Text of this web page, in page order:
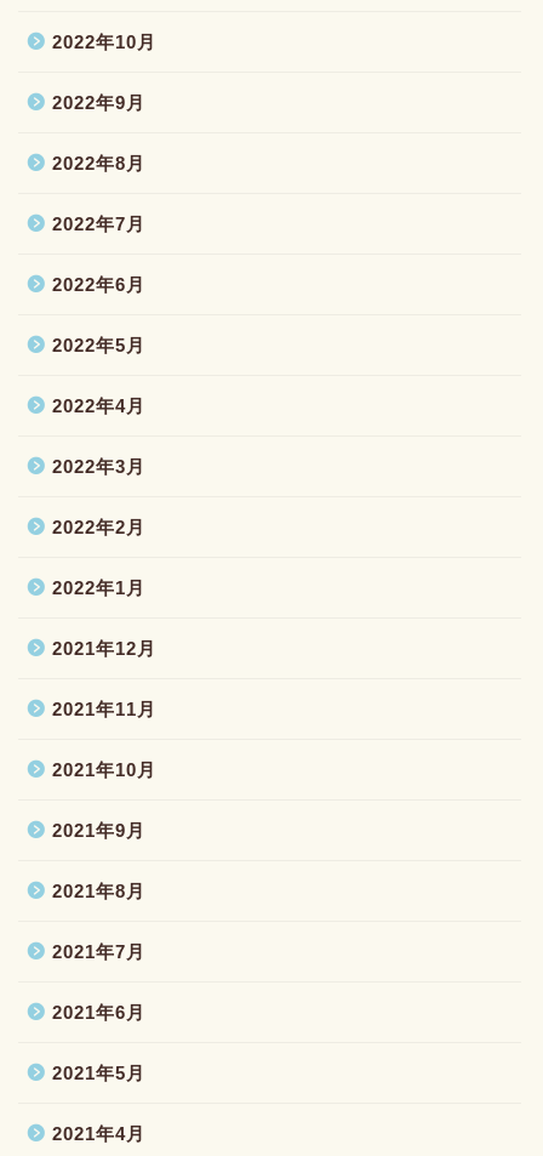
2022年10月
2022年9月
2022年8月
2022年7月
2022年6月
2022年5月
2022年4月
2022年3月
2022年2月
2022年1月
2021年12月
2021年11月
2021年10月
2021年9月
2021年8月
2021年7月
2021年6月
2021年5月
2021年4月